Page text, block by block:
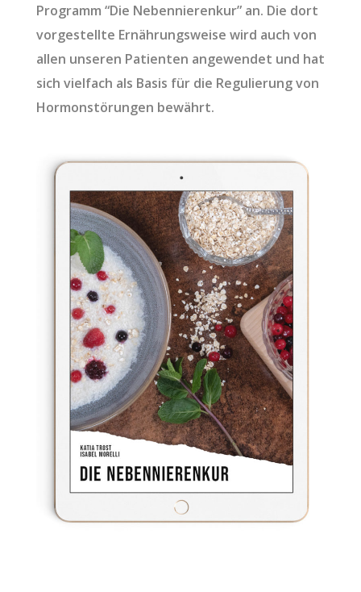
Programm “Die Nebennierenkur” an. Die dort
vorgestellte Ernährungsweise wird auch von
allen unseren Patienten angewendet und hat
sich vielfach als Basis für die Regulierung von
Hormonstörungen bewährt.